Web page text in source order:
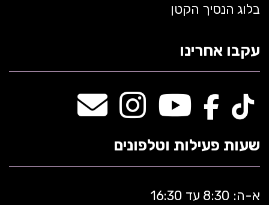
בלוג הנסיך הקטן
עקבו אחרינו
שעות פעילות וטלפונים
א-ה: 8:30 עד 16:30